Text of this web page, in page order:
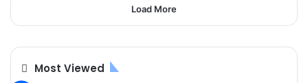
Load More
Most Viewed